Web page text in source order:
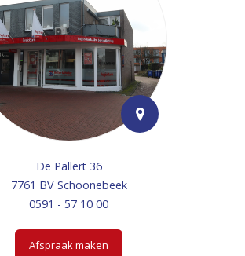
De Pallert 36
7761 BV Schoonebeek
0591 - 57 10 00
Afspraak maken